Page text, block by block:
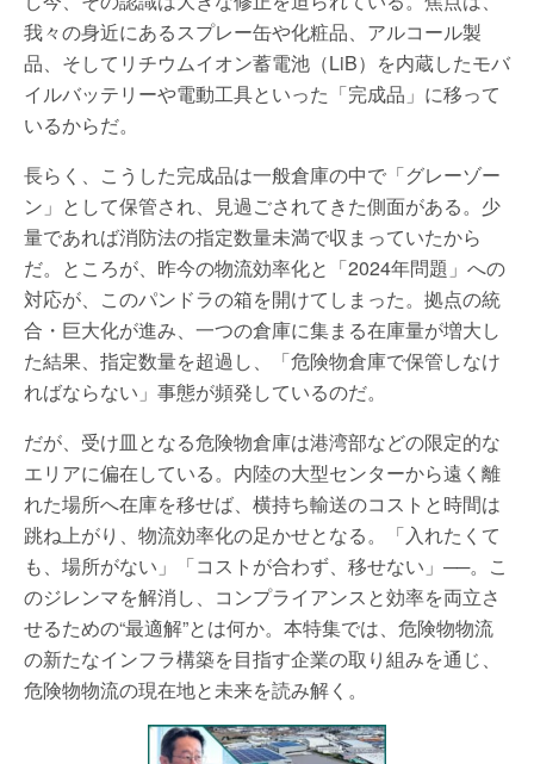
我々の身近にあるスプレー缶や化粧品、アルコール製
品、そしてリチウムイオン蓄電池（LiB）を内蔵したモバ
イルバッテリーや電動工具といった「完成品」に移って
いるからだ。
長らく、こうした完成品は一般倉庫の中で「グレーゾー
ン」として保管され、見過ごされてきた側面がある。少
量であれば消防法の指定数量未満で収まっていたから
だ。ところが、昨今の物流効率化と「2024年問題」への
対応が、このパンドラの箱を開けてしまった。拠点の統
合・巨大化が進み、一つの倉庫に集まる在庫量が増大し
た結果、指定数量を超過し、「危険物倉庫で保管しなけ
ればならない」事態が頻発しているのだ。
だが、受け皿となる危険物倉庫は港湾部などの限定的な
エリアに偏在している。内陸の大型センターから遠く離
れた場所へ在庫を移せば、横持ち輸送のコストと時間は
跳ね上がり、物流効率化の足かせとなる。「入れたくて
も、場所がない」「コストが合わず、移せない」──。こ
のジレンマを解消し、コンプライアンスと効率を両立さ
せるための“最適解”とは何か。本特集では、危険物物流
の新たなインフラ構築を目指す企業の取り組みを通じ、
危険物物流の現在地と未来を読み解く。